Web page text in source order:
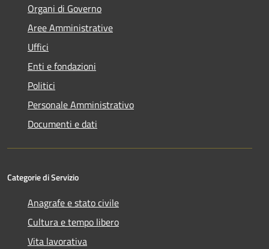
Organi di Governo
Aree Amministrative
Uffici
Enti e fondazioni
Politici
Personale Amministrativo
Documenti e dati
Categorie di Servizio
Anagrafe e stato civile
Cultura e tempo libero
Vita lavorativa